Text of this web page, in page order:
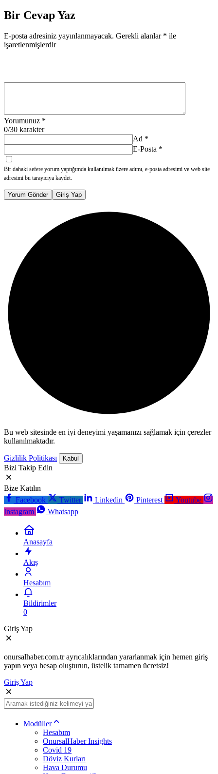
Bir Cevap Yaz
E-posta adresiniz yayınlanmayacak. Gerekli alanlar * ile
işaretlenmişlerdir
Yorumunuz *
0/30 karakter
Ad *
E-Posta *
Bir dahaki sefere yorum yaptığımda kullanılmak üzere adımı, e-posta adresimi ve web site
adresimi bu tarayıcıya kaydet.
Yorum Gönder Giriş Yap
Bu web sitesinde en iyi deneyimi yaşamanızı sağlamak için çerezler
kullanılmaktadır.
Gizlilik Politikası Kabul
Bizi Takip Edin
Bize Katılın
Facebook
Twitter Linkedin Pinterest
Youtube
Instagram
Whatsapp
Anasayfa
Akış
Hesabım
Bildirimler
0
Giriş Yap
onursalhaber.com.tr ayrıcalıklarından yararlanmak için hemen giriş
yapın veya hesap oluşturun, üstelik tamamen ücretsiz!
Giriş Yap
Modüller
Hesabım
OnursalHaber Insights
Covid 19
Döviz Kurları
Hava Durumu